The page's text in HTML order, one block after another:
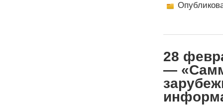
28
—